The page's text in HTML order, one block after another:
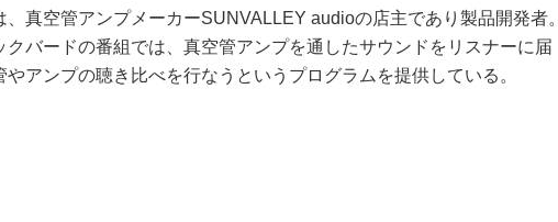
、真空管アンプメーカーSUNVALLEY audioの店主であり製品開発者。
クバードの番組では、真空管アンプを通したサウンドをリスナーに届
やアンプの聴き比べを行なうというプログラムを提供している。